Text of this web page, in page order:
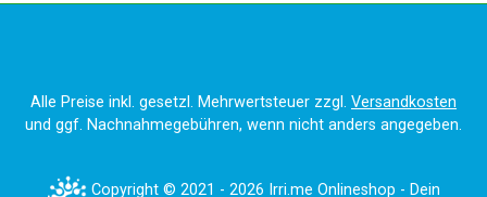
Alle Preise inkl. gesetzl. Mehrwertsteuer zzgl. Versandkosten
und ggf. Nachnahmegebühren, wenn nicht anders angegeben.
Copyright © 2021 - 2026 Irri.me Onlineshop - Dein